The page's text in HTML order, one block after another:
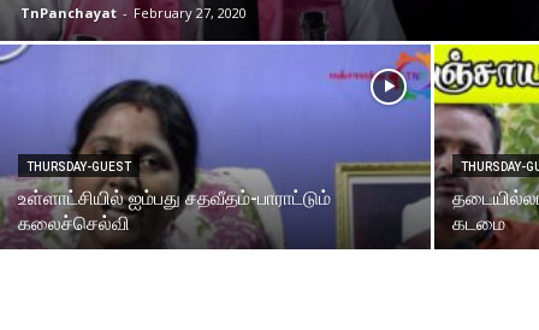
TnPanchayat - February 27, 2020
THURSDAY-GUEST
உள்ளாட்சியில் ஐம்பது சதவீதம்-பாராட்டும்
கலைச்செல்வி
THURSDAY-
கடமை